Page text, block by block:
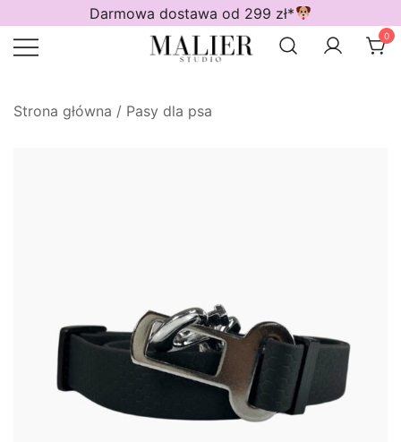
do
treści
Darmowa dostawa od 299 zł*
0
Strona główna / Pasy dla psa